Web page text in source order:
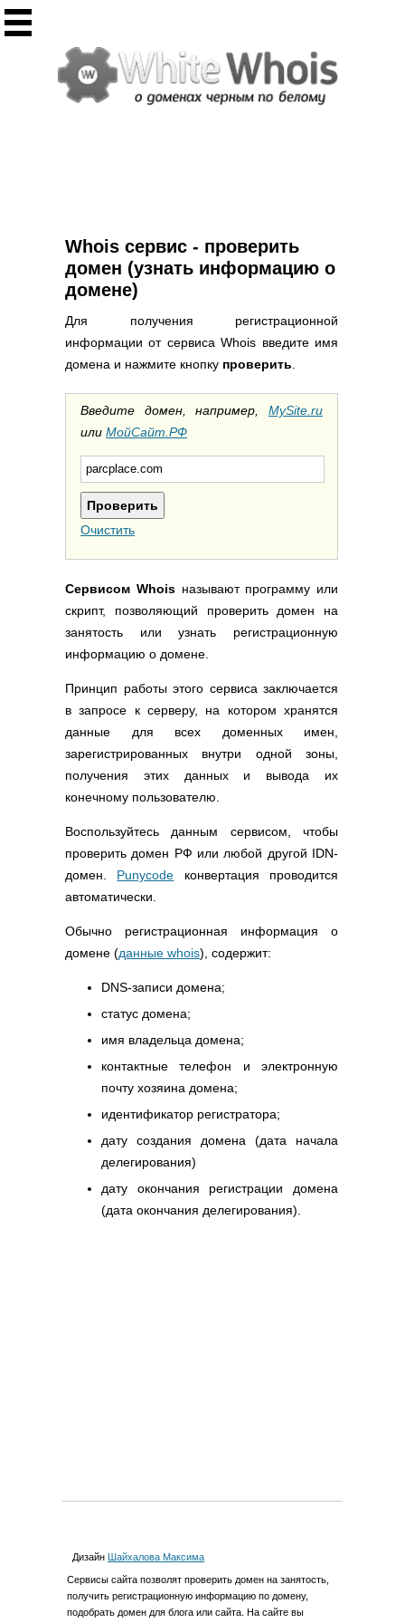
Инструменты
Массовый Whois
Регистрация домена
CHMOD калькулятор
Полезное
Новости о доменах
Статьи о доменах
Полезные ссылки
Словари и списки
Программы
Whois сервис - проверить
домен (узнать информацию о
домене)
Для получения регистрационной
информации от сервиса Whois введите имя
домена и нажмите кнопку проверить
Введите домен, например, MySite.ru
или МойСайт.РФ
Очистить
Сервисом Whoisназывают программу или
скрипт, позволяющий проверить домен на
занятость или узнать регистрационную
информацию о домене.
Принцип работы этого сервиса заключается
в запросе к серверу, на котором хранятся
данные для всех доменных имен,
зарегистрированных внутри одной зоны,
получения этих данных и вывода их
конечному пользователю.
Воспользуйтесь данным сервисом, чтобы
проверить домен РФ или любой другой IDN-
домен. Punycode конвертация проводится
автоматически.
Обычно регистрационная информация о
домене (данные whois), содержит:
DNS-записи домена;
статус домена;
имя владельца домена;
контактные телефон и электронную
почту хозяина домена;
идентификатор регистратора;
дату создания домена (дата начала
делегирования)
дату окончания регистрации домена
(дата окончания делегирования).
Дизайн Шайхалова Максима
Cервиcы сайта позволят проверить домен на занятость,
получить регистрационную информацию по домену,
подобрать домен для блога или сайта. На сайте вы